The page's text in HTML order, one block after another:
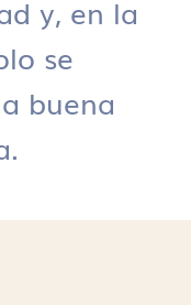
y, en la
se
buena